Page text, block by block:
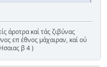
άροτρα καί τάς ζιβύνας
επ έθνος μάχαιραν, καί ού
β 4 )